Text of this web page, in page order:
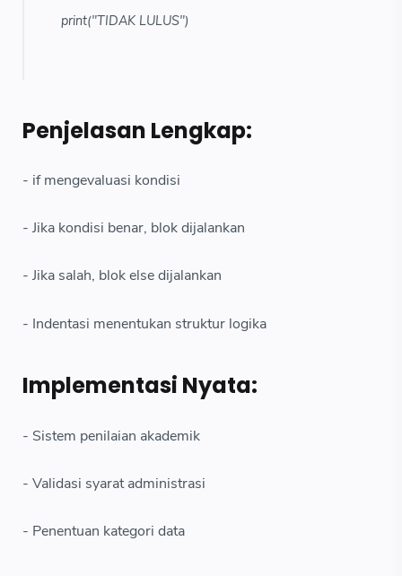
print("TIDAK LULUS")
Penjelasan Lengkap:
- if mengevaluasi kondisi
- Jika kondisi benar, blok dijalankan
- Jika salah, blok else dijalankan
- Indentasi menentukan struktur logika
Implementasi Nyata:
- Sistem penilaian akademik
- Validasi syarat administrasi
- Penentuan kategori data